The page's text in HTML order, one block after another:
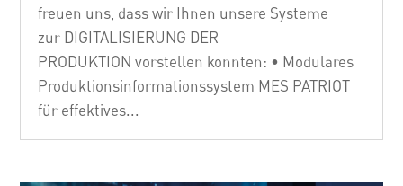
freuen uns, dass wir Ihnen unsere Systeme
zur DIGITALISIERUNG DER
PRODUKTION vorstellen konnten: • Modulares
Produktionsinformationssystem MES PATRIOT
für effektives...